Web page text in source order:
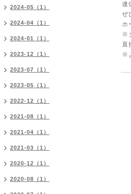
連
ぜ
ホ
※
直
※
2024-05（1）
2024-04（1）
2024-01（1）
2023-12（1）
2023-07（1）
2023-05（1）
2022-12（1）
2021-08（1）
2021-04（1）
2021-03（1）
2020-12（1）
2020-08（1）